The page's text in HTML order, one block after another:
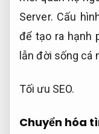
Server. Cấu
để tạo ra hạnh
lẫn đời sống cá
Tối ưu SEO.
Chuyển hóa